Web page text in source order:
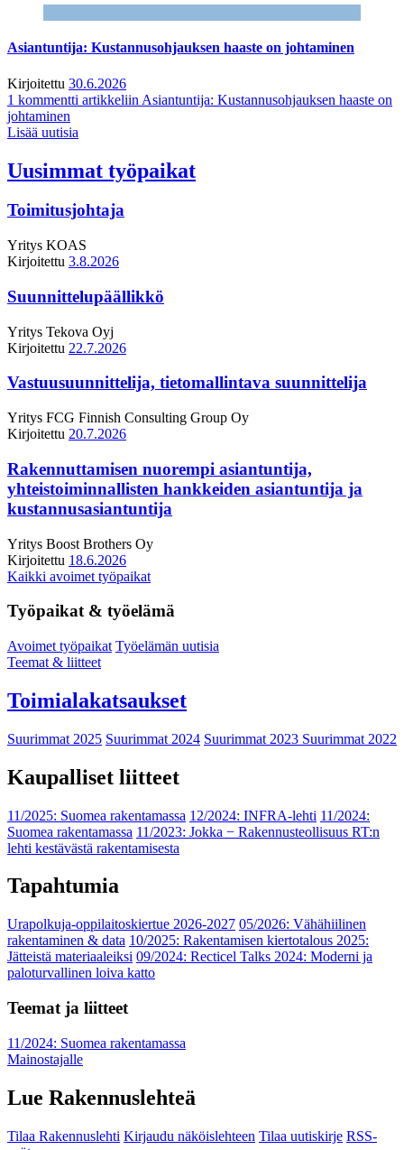
Asiantuntija: Kustannusohjauksen haaste on johtaminen
Kirjoitettu 30.6.2026
1 kommentti artikkeliin Asiantuntija: Kustannusohjauksen haaste on
johtaminen
Lisää uutisia
Uusimmat työpaikat
Toimitusjohtaja
Yritys KOAS
Kirjoitettu 3.8.2026
Suunnittelupäällikkö
Yritys Tekova Oyj
Kirjoitettu 22.7.2026
Vastuusuunnittelija, tietomallintava suunnittelija
Yritys FCG Finnish Consulting Group Oy
Kirjoitettu 20.7.2026
Rakennuttamisen nuorempi asiantuntija,
yhteistoiminnallisten hankkeiden asiantuntija ja
kustannusasiantuntija
Yritys Boost Brothers Oy
Kirjoitettu 18.6.2026
Kaikki avoimet työpaikat
Työpaikat & työelämä
Avoimet työpaikat Työelämän uutisia
Teemat & liitteet
Toimialakatsaukset
Suurimmat 2025 Suurimmat 2024 Suurimmat 2023 Suurimmat 2022
Kaupalliset liitteet
11/2025: Suomea rakentamassa 12/2024: INFRA-lehti 11/2024:
Suomea rakentamassa 11/2023: Jokka − Rakennusteollisuus RT:n
lehti kestävästä rakentamisesta
Tapahtumia
Urapolkuja-oppilaitoskiertue 2026-2027 05/2026: Vähähiilinen
rakentaminen & data 10/2025: Rakentamisen kiertotalous 2025:
Jätteistä materiaaleiksi 09/2024: Recticel Talks 2024: Moderni ja
paloturvallinen loiva katto
Teemat ja liitteet
11/2024: Suomea rakentamassa
Mainostajalle
Lue Rakennuslehteä
Tilaa Rakennuslehti Kirjaudu näköislehteen Tilaa uutiskirje RSS-